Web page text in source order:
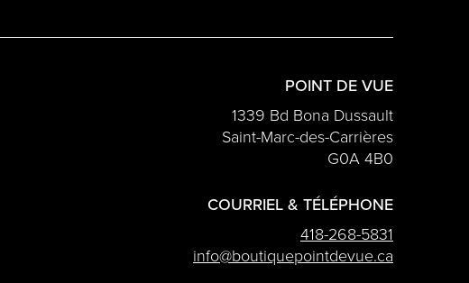
POINT DE VUE
1339 Bd Bona Dussault
Saint-Marc-des-Carrières
G0A 4B0
COURRIEL & TÉLÉPHONE
418-268-5831
info@boutiquepointdevue.ca